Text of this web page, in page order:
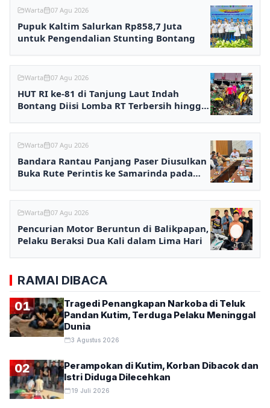
Warta 07 Agu 2026
Pupuk Kaltim Salurkan Rp858,7 Juta
untuk Pengendalian Stunting Bontang
Warta 07 Agu 2026
HUT RI ke-81 di Tanjung Laut Indah
Bontang Diisi Lomba RT Terbersih hingga
Warta 07 Agu 2026
Bandara Rantau Panjang Paser Diusulkan
Buka Rute Perintis ke Samarinda pada
Warta 07 Agu 2026
Pencurian Motor Beruntun di Balikpapan,
Pelaku Beraksi Dua Kali dalam Lima Hari
RAMAI DIBACA
01
Tragedi Penangkapan Narkoba di Teluk
Pandan Kutim, Terduga Pelaku Meninggal
Dunia
3 Agustus 2026
02
Perampokan di Kutim, Korban Dibacok dan
Istri Diduga Dilecehkan
19 Juli 2026